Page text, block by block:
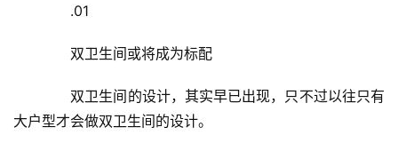
.01
双卫生间或将成为标配
双卫生间的设计，其实早已出现，只不过以往只有
大户型才会做双卫生间的设计。